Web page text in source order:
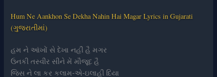
Hum Ne Aankhon Se Dekha Nahin Hai Magar Lyrics in Gujarati
(ગુજરાતીમાં)
હમ ને આંખોં સે દેખા નહીં હૈ મગર
ઉનકી તસ્વીર સીને મેં મૌજૂદ હૈ
જિસ ને લા કર કલામ-એ-ઇલાહી દિયા